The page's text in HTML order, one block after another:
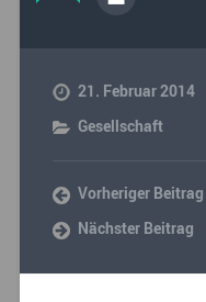
21. Februar 2014
Gesellschaft
Vorheriger Beitrag
Nächster Beitrag